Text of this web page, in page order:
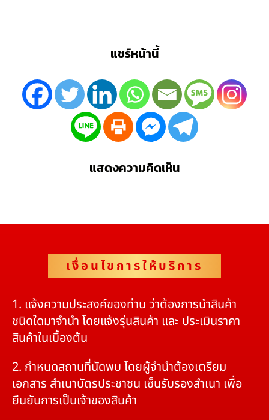
แชร์หน้านี้
แสดงความคิดเห็น
เงื่อนไขการให้บริการ
1. แจ้งความประสงค์ของท่าน ว่าต้องการนำสินค้า
ชนิดใดมาจำนำ โดยแจ้งรุ่นสินค้า และ ประเมินราคา
สินค้าในเบื้องต้น
2. กำหนดสถานที่นัดพบ โดยผู้จำนำต้องเตรียม
เอกสาร สำเนาบัตรประชาชน เซ็นรับรองสำเนา เพื่อ
ยืนยันการเป็นเจ้าของสินค้า